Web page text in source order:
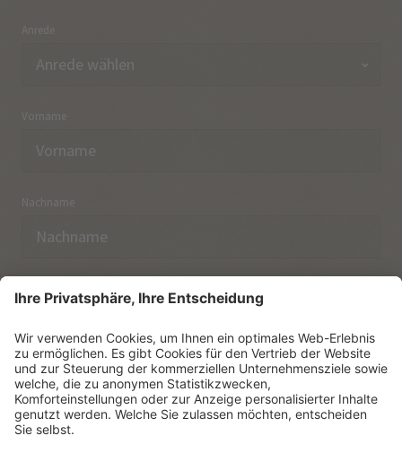
Anrede
Vorname
Nachname
Ich habe dieDatenschutzerklärungzur Kenntnis
genommen.